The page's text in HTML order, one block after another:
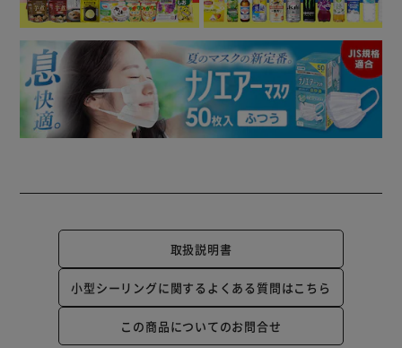
取扱説明書
小型シーリングに関するよくある質問はこちら
この商品についてのお問合せ